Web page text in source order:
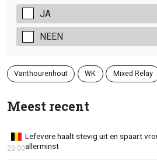
JA
NEEN
Vanthourenhout WK Mixed Relay
Meest recent
Lefevere haalt stevig uit en spaart
allerminst
20:00